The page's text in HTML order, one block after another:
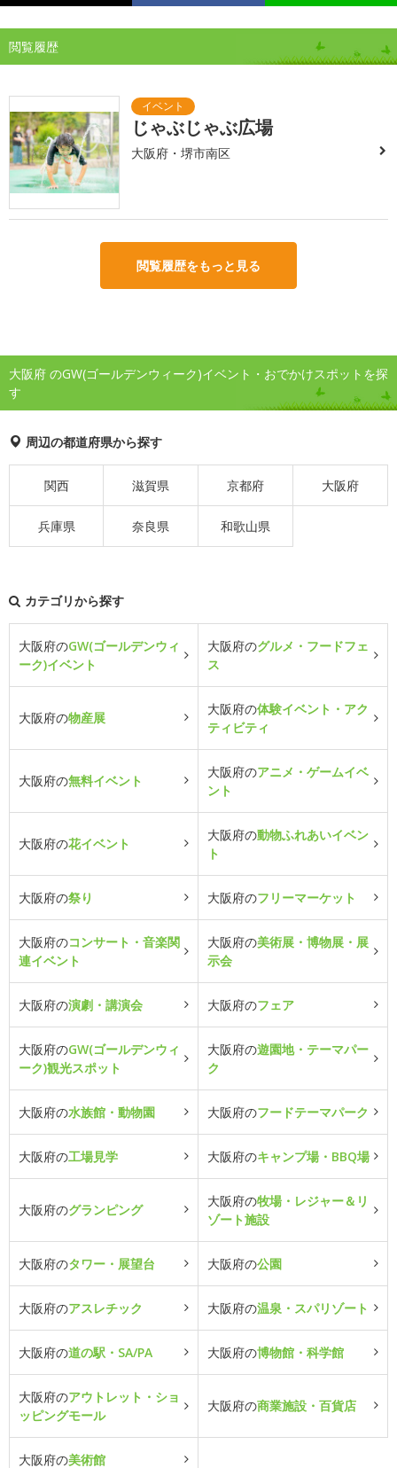
閲覧履歴
じゃぶじゃぶ広場
大阪府・堺市南区
閲覧履歴をもっと見る
大阪府 のGW(ゴールデンウィーク)イベント・おでかけスポットを探
す
周辺の都道府県から探す
関西 滋賀県 京都府 大阪府
兵庫県 奈良県 和歌山県
カテゴリから探す
大阪府のGW(ゴールデンウィ
ーク)イベント
大阪府のグルメ・フードフェ
ス
大阪府の物産展
大阪府の体験イベント・アク
ティビティ
大阪府の無料イベント
大阪府のアニメ・ゲームイベ
ント
大阪府の花イベント
大阪府の動物ふれあいイベン
ト
大阪府の祭り 大阪府のフリーマーケット
大阪府のコンサート・音楽関
連イベント
大阪府の美術展・博物展・展
示会
大阪府の演劇・講演会 大阪府のフェア
大阪府のGW(ゴールデンウィ
ーク)観光スポット
大阪府の遊園地・テーマパー
ク
大阪府の水族館・動物園 大阪府のフードテーマパーク
大阪府の工場見学 大阪府のキャンプ場・BBQ場
大阪府のグランピング
大阪府の牧場・レジャー＆リ
ゾート施設
大阪府のタワー・展望台 大阪府の公園
大阪府のアスレチック 大阪府の温泉・スパリゾート
大阪府の道の駅・SA/PA 大阪府の博物館・科学館
大阪府のアウトレット・ショ
ッピングモール
大阪府の商業施設・百貨店
大阪府の美術館